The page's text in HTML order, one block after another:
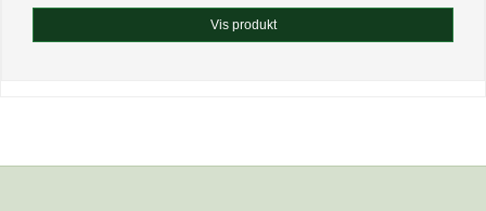
Vis produkt